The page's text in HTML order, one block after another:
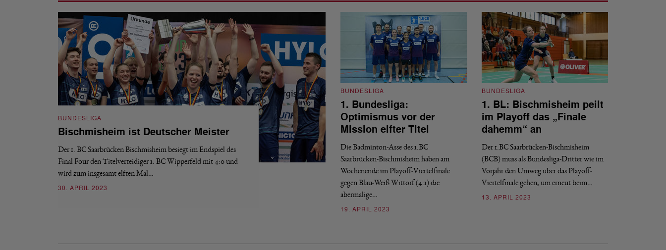
BUNDESLIGA
Bischmisheim ist Deutscher Meister
Der 1. BC Saarbrücken Bischmisheim besiegt im Endspiel des
Final Four den Titelverteidiger 1. BC Wipperfeld mit 4:0 und
wird zum insgesamt elften Mal…
30. APRIL 2023
BUNDESLIGA
1. Bundesliga:
Optimismus vor der
Mission elfter Titel
Die Badminton-Asse des 1.BC
Saarbrücken-Bischmisheim haben am
Wochenende im Playoff-Viertelfinale
gegen Blau-Weiß Wittorf (4:1) die
abermalige…
19. APRIL 2023
BUNDESLIGA
1. BL: Bischmisheim peilt
im Playoff das „Finale
dahemm“ an
Der 1.BC Saarbrücken-Bischmisheim
(BCB) muss als Bundesliga-Dritter wie im
Vorjahr den Umweg über das Playoff-
Viertelfinale gehen, um erneut beim…
13. APRIL 2023